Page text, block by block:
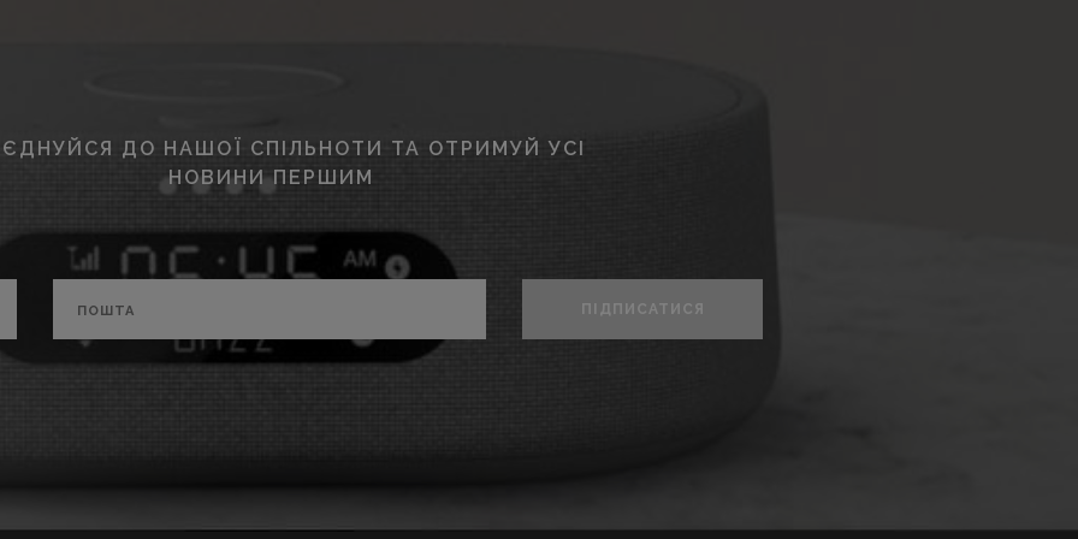
ДО НАШОЇ СПІЛЬНОТИ ТА ОТРИМУЙ УСІ
НОВИНИ ПЕРШИМ
ПІДПИСАТИСЯ